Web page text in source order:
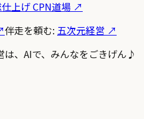
上げ CPN道場 ↗
伴走を頼む: 五次元経営 ↗
は、AIで、みんなをごきげん♪